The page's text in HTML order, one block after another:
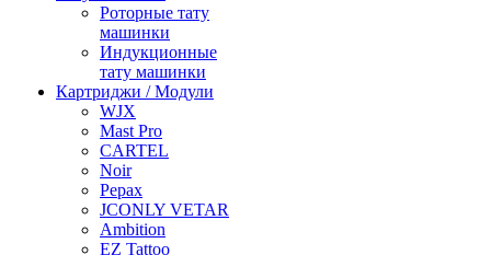
Роторные тату
машинки
Индукционные
тату машинки
Картриджи / Модули
WJX
Mast Pro
CARTEL
Noir
Pepax
JCONLY VETAR
Ambition
EZ Tattoo